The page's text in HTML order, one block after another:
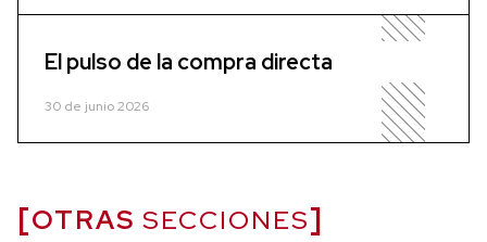
El pulso de la compra directa
30 de junio 2026
OTRAS SECCIONES